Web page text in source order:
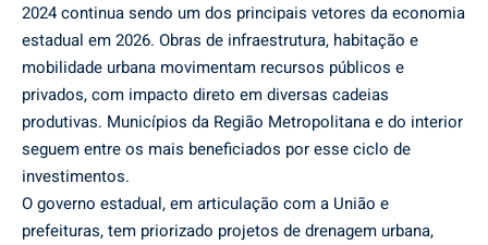
2024 continua sendo um dos principais vetores da economia
estadual em 2026. Obras de infraestrutura, habitação e
mobilidade urbana movimentam recursos públicos e
privados, com impacto direto em diversas cadeias
produtivas. Municípios da Região Metropolitana e do interior
seguem entre os mais beneficiados por esse ciclo de
investimentos.
O governo estadual, em articulação com a União e
prefeituras, tem priorizado projetos de drenagem urbana,